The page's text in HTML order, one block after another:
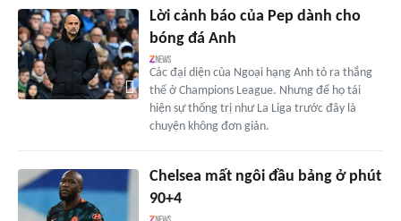
Lời cảnh báo của Pep dành cho
bóng đá Anh
Các đại diện của Ngoại hạng Anh tỏ ra thắng
thế ở Champions League. Nhưng để họ tái
hiện sự thống trị như La Liga trước đây là
chuyện không đơn giản.
Chelsea mất ngôi đầu bảng ở phút
90+4